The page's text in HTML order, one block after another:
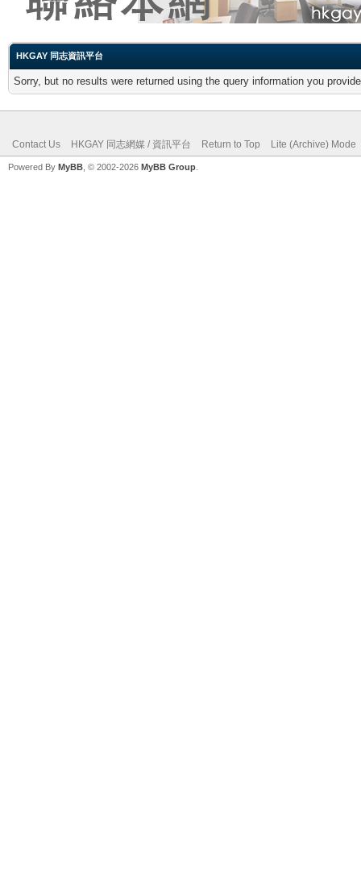
HKGAY 同志資訊平台
Sorry, but no results were returned using the query information you
Contact Us HKGAY 同志網媒 / 資訊平台 Return to Top Lite (Archive) Mode
Powered By MyBB , © 2002-2026 MyBB Group